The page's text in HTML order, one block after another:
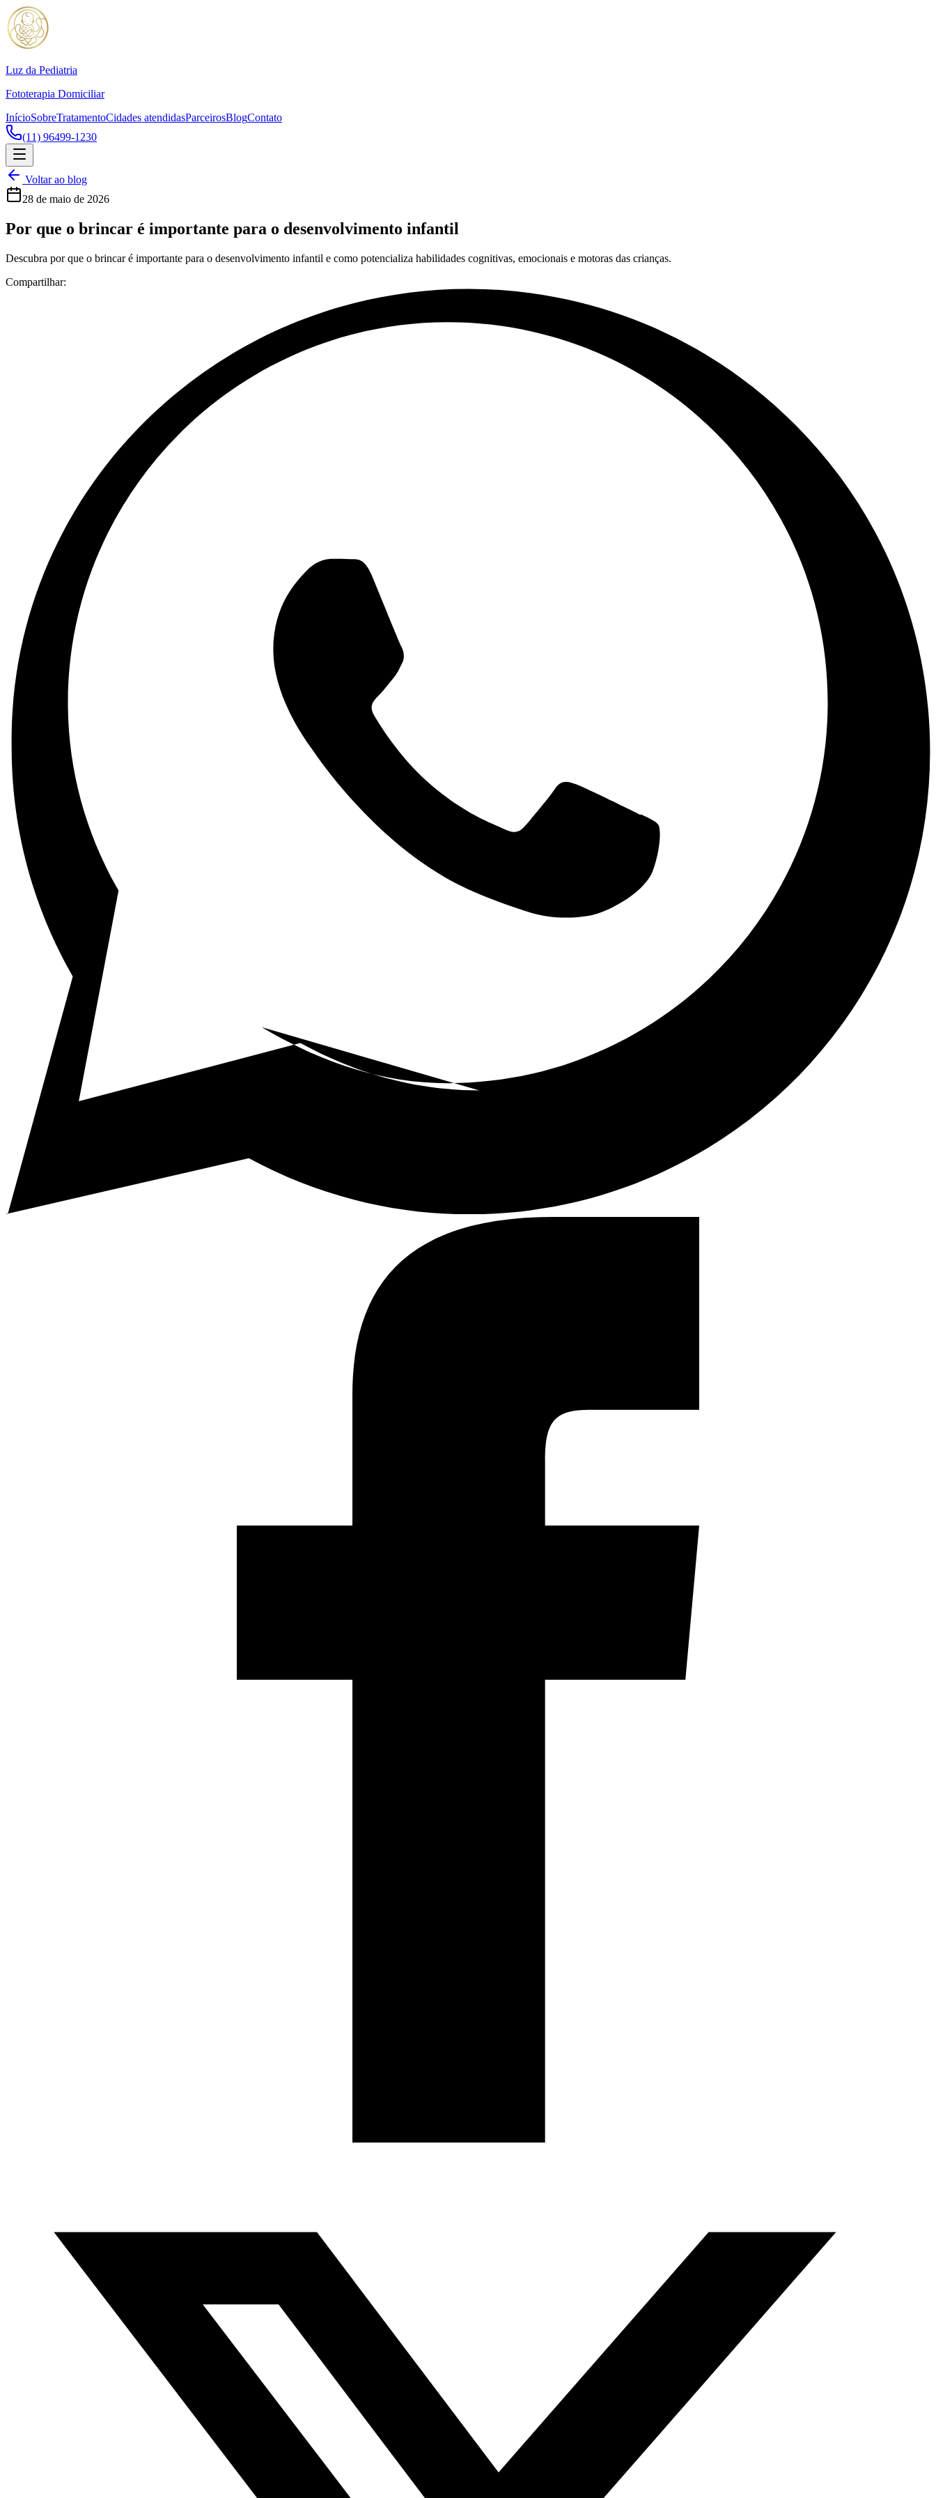
Luz da Pediatria
Fototerapia Domiciliar
InícioSobreTratamentoCidades atendidasParceirosBlogContato
(11) 96499-1230
Voltar ao blog
28 de maio de 2026
Por que o brincar é importante para o desenvolvimento infantil
Descubra por que o brincar é importante para o desenvolvimento infantil e como potencializa habilidades cognitivas, emocionais e motoras das crianças.
Compartilhar: